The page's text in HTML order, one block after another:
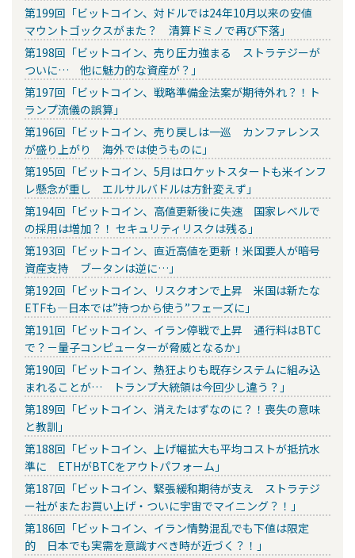
第199回「ビットコイン、対ドルでは24年10月以来の安値
マウントゴックスがまた？ 清算ドミノで再び下落」
第198回「ビットコイン、売り圧力強まる ストラテジーが
ついに… 他に魅力的な資産が？」
第197回「ビットコイン、戦略準備金法案が期待外れ？！ト
ランプ流儀の誤算」
第196回「ビットコイン、売り戻しは一巡 カンファレンス
が盛り上がり 海外では使うものに」
第195回「ビットコイン、5月はロケットスタートも米インフ
レ懸念が重し エルサルバドルは方針変えず」
第194回「ビットコイン、高値更新後に失速 国家レベルで
の採用は増加？！ セキュリティリスクは残る」
第193回「ビットコイン、直近高値を更新！米国要人が暗号
資産支持 ブータンは逆に…」
第192回「ビットコイン、リスクオンで上昇 米国は新たな
ETFも―日本では”持つから使う”フェーズに」
第191回「ビットコイン、イラン停戦で上昇 通行料はBTC
で？－量子コンピューターが脅威となるか」
第190回「ビットコイン、熱狂よりも既存システムに組み込
まれることが… トランプ大統領は今回少し違う？」
第189回「ビットコイン、消えたはずなのに？！喪失の意味
と教訓」
第188回「ビットコイン、上げ幅拡大も平均コストが抵抗水
準に ETHがBTCをアウトパフォーム」
第187回「ビットコイン、緊張緩和期待が支え ストラテジ
ー社がまたお買い上げ・ついに宇宙でマイニング？！」
第186回「ビットコイン、イラン情勢混乱でも下値は限定
的 日本でも実需を意識すべき時が近づく？！」